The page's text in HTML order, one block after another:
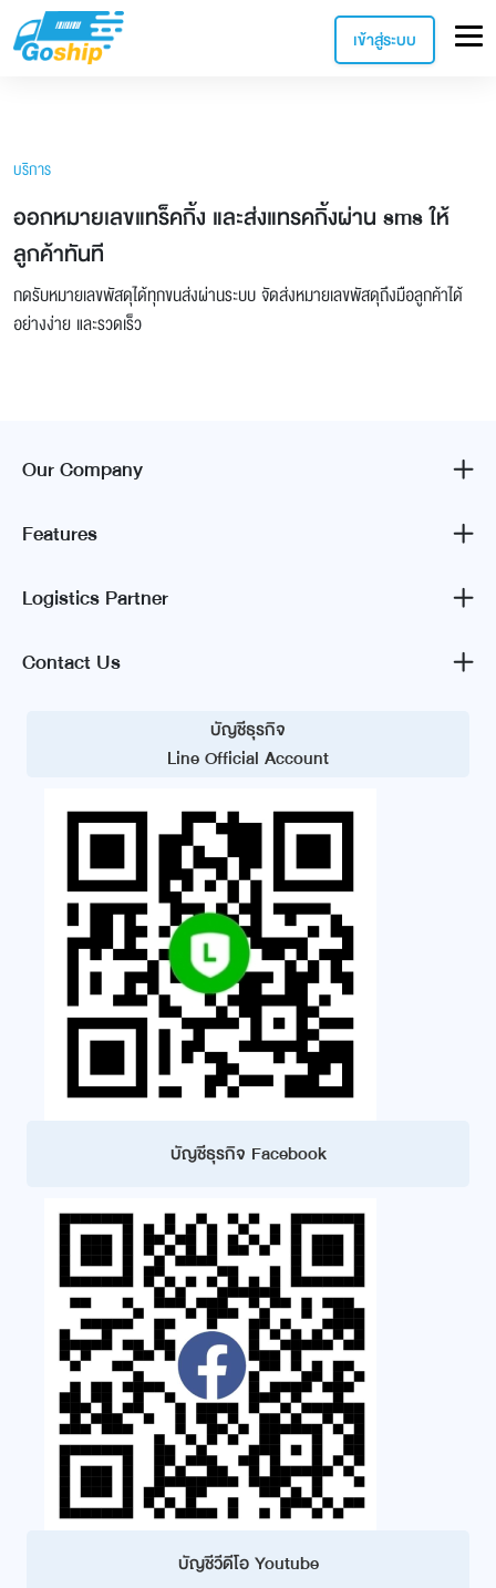
เข้าสู่ระบบ
บริการ
ออกหมายเลขแทร็คกิ้ง และส่งแทรคกิ้งผ่าน sms ให้
ลูกค้าทันที
กดรับหมายเลขพัสดุได้ทุกขนส่งผ่านระบบ จัดส่งหมายเลขพัสดุถึงมือลูกค้าได้
อย่างง่าย และรวดเร็ว
Our Company
Features
Logistics Partner
Contact Us
บัญชีธุรกิจ
Line Official Account
บัญชีธุรกิจ Facebook
บัญชีวีดีโอ Youtube